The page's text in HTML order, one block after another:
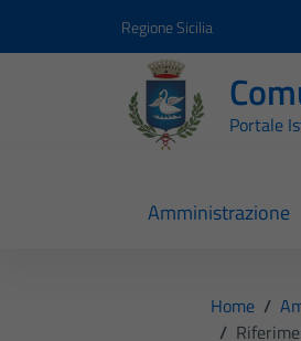
Regione Sicilia
Portale
Amministrazione
Home /
/